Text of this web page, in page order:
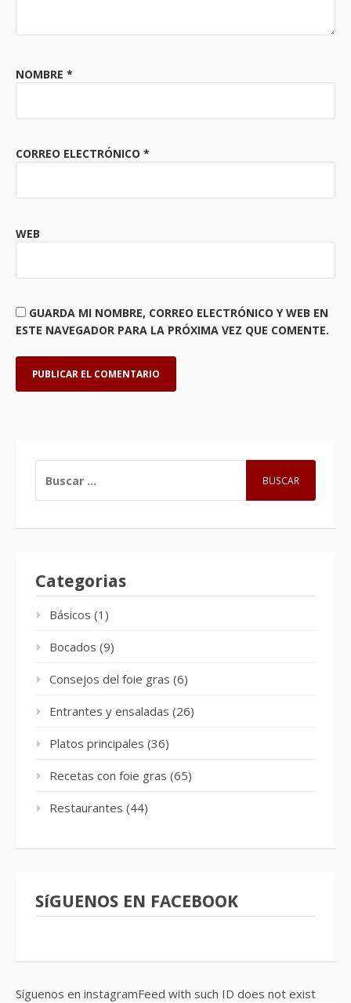
NOMBRE *
CORREO ELECTRÓNICO *
WEB
GUARDA MI NOMBRE, CORREO ELECTRÓNICO Y WEB EN
ESTE NAVEGADOR PARA LA PRÓXIMA VEZ QUE COMENTE.
Categorias
Básicos (1)
Bocados (9)
Consejos del foie gras (6)
Entrantes y ensaladas (26)
Platos principales (36)
Recetas con foie gras (65)
Restaurantes (44)
SíGUENOS EN FACEBOOK
Síguenos en instagramFeed with such ID does not exist